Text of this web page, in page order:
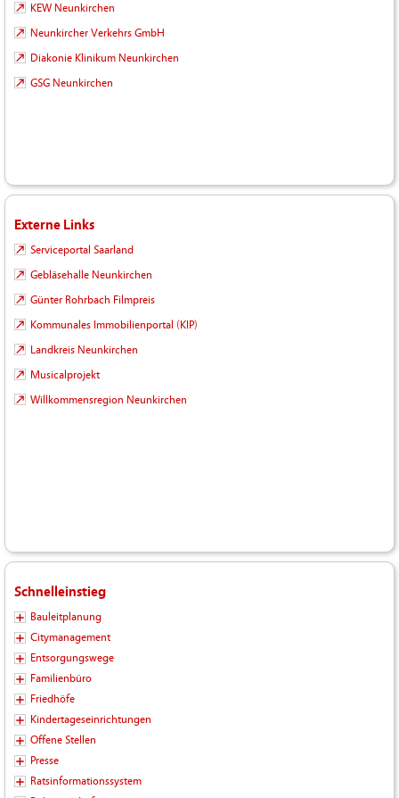
KEW Neunkirchen
Neunkircher Verkehrs GmbH
Diakonie Klinikum Neunkirchen
GSG Neunkirchen
Externe Links
Serviceportal Saarland
Gebläsehalle Neunkirchen
Günter Rohrbach Filmpreis
Kommunales Immobilienportal (KIP)
Landkreis Neunkirchen
Musicalprojekt
Willkommensregion Neunkirchen
Schnelleinstieg
Bauleitplanung
Citymanagement
Entsorgungswege
Familienbüro
Friedhöfe
Kindertageseinrichtungen
Offene Stellen
Presse
Ratsinformationssystem